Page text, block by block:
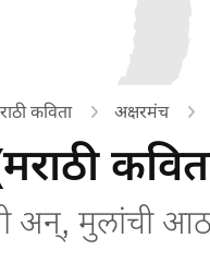
कविता अक्षरमंच
अन्, मुलांची